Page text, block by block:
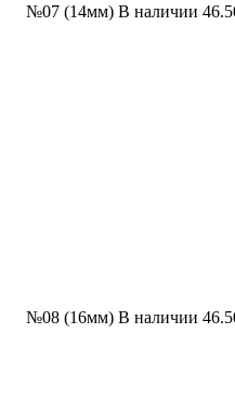
№07 (14мм) В наличии
№08 (16мм) В наличии